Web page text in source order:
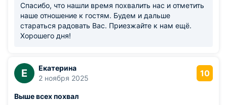
Спасибо, что нашли время похвалить нас и отметить
наше отношение к гостям. Будем и дальше
стараться радовать Вас. Приезжайте к нам ещё.
Хорошего дня!
Е
Екатерина
2 ноября 2025
10
Выше всех похвал